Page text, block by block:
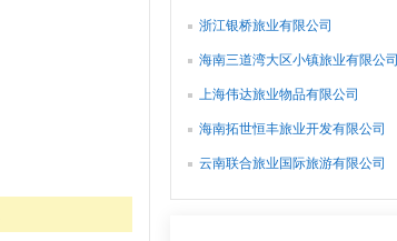
浙江银桥旅业有限公司
海南三道湾大区小镇旅业有限公司
上海伟达旅业物品有限公司
海南拓世恒丰旅业开发有限公司
云南联合旅业国际旅游有限公司